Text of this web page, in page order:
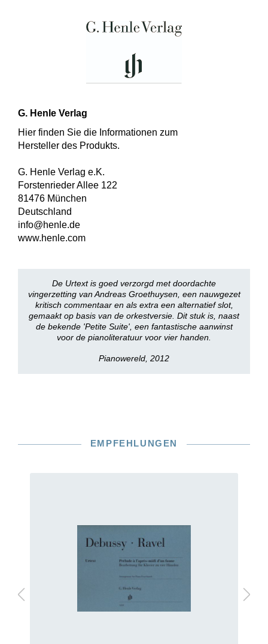
G. Henle Verlag
Hier finden Sie die Informationen zum
Hersteller des Produkts.
G. Henle Verlag e.K.
Forstenrieder Allee 122
81476 München
Deutschland
info@henle.de
www.henle.com
De Urtext is goed verzorgd met doordachte
vingerzetting van Andreas Groethuysen, een nauwgezet
kritisch commentaar en als extra een alternatief slot,
gemaakt op basis van de orkestversie. Dit stuk is, naast
de bekende 'Petite Suite', een fantastische aanwinst
voor de pianoliteratuur voor vier handen.
Pianowereld, 2012
EMPFEHLUNGEN